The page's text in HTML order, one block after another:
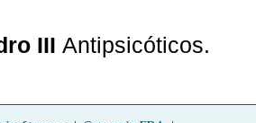
III Antipsicóticos.